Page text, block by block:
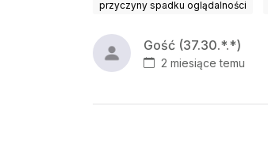
przyczyny spadku oglądalności
Gość (37.30.*.*)
2 miesiące temu